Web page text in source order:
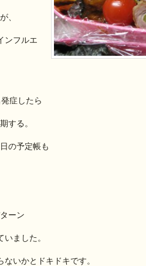
、
ンフルエ
症したら
する。
の予定帳も
ーン
ました。
いかとドキドキです。